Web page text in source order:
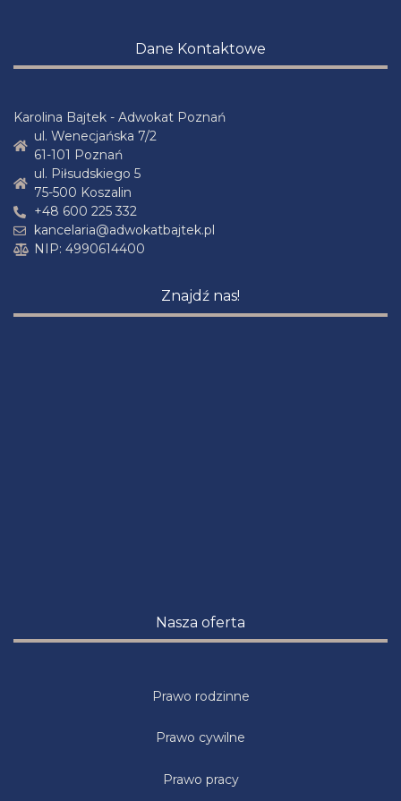
Dane Kontaktowe
Karolina Bajtek - Adwokat Poznań
ul. Wenecjańska 7/2
61-101 Poznań
ul. Piłsudskiego 5
75-500 Koszalin
+48 600 225 332
kancelaria@adwokatbajtek.pl
NIP: 4990614400
Znajdź nas!
Nasza oferta
Prawo rodzinne
Prawo cywilne
Prawo pracy